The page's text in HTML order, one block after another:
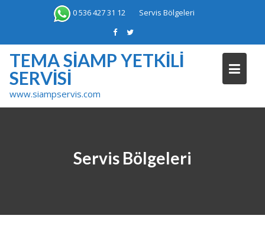
0 536 427 31 12 Servis Bölgeleri
TEMA SIAMP YETKILI
SERVISI
www.siampservis.com
Servis Bölgeleri